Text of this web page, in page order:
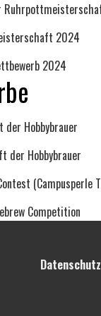
2024
2024
Hobbybrauer
der Hobbybrauer
(Campusperle
Competition